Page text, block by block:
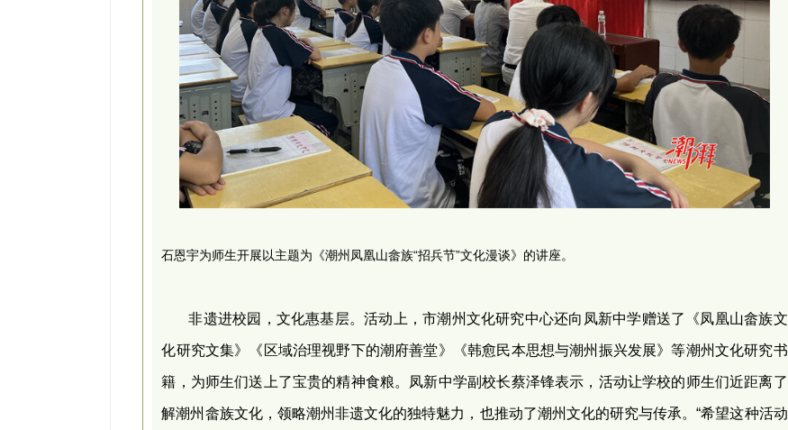
石恩宇为师生开展以主题为《潮州凤凰山畲族“招兵节”文化漫谈》的讲座。
非遗进校园，文化惠基层。活动上，市潮州文化研究中心还向凤新中学赠送了《凤凰山畲族文
化研究文集》《区域治理视野下的潮府善堂》《韩愈民本思想与潮州振兴发展》等潮州文化研究书
籍，为师生们送上了宝贵的精神食粮。凤新中学副校长蔡泽锋表示，活动让学校的师生们近距离了
解潮州畲族文化，领略潮州非遗文化的独特魅力，也推动了潮州文化的研究与传承。“希望这种活动